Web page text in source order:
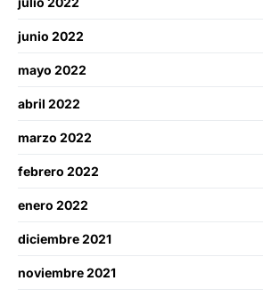
junio 2022
mayo 2022
abril 2022
marzo 2022
febrero 2022
enero 2022
diciembre 2021
noviembre 2021